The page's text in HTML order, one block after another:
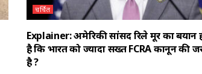
चर्चित
Explainer: अमेरिकी सांसद रिले मूर का बयान
है कि भारत को ज्यादा सख्त FCRA कानून की
है ?